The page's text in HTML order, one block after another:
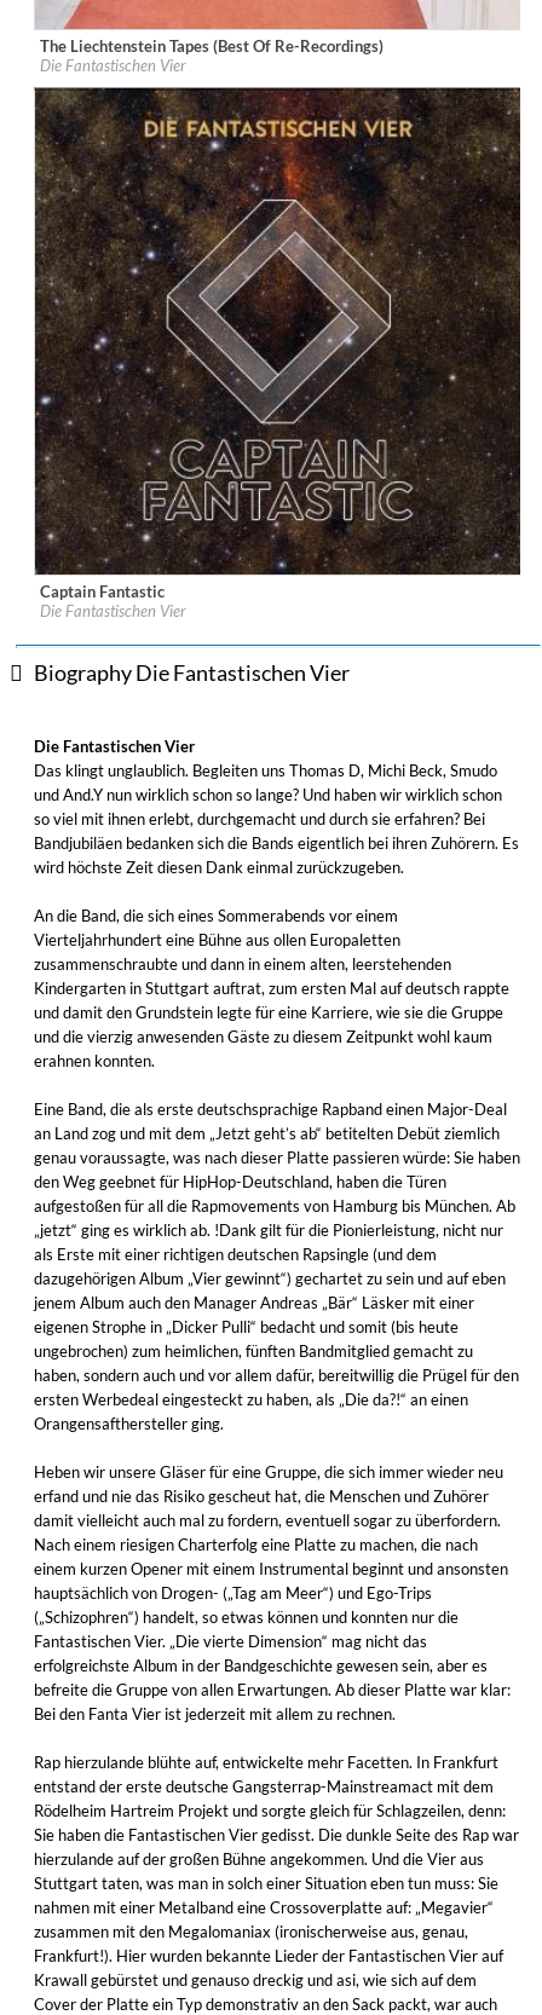
Label:Rekord Music and Distribution
Genre: Hip-Hop
$ 15.10
The Liechtenstein Tapes (Best Of Re-Recordings)
Die Fantastischen Vier
Label:Rekord Music and Distribution
Genre: Hip-Hop
Captain Fantastic
Die Fantastischen Vier
Biography Die Fantastischen Vier
Die Fantastischen Vier
Das klingt unglaublich. Begleiten uns Thomas D, Michi Beck, Smudo
und And.Y nun wirklich schon so lange? Und haben wir wirklich schon
so viel mit ihnen erlebt, durchgemacht und durch sie erfahren? Bei
Bandjubiläen bedanken sich die Bands eigentlich bei ihren Zuhörern. Es
wird höchste Zeit diesen Dank einmal zurückzugeben.
An die Band, die sich eines Sommerabends vor einem
Vierteljahrhundert eine Bühne aus ollen Europaletten
zusammenschraubte und dann in einem alten, leerstehenden
Kindergarten in Stuttgart auftrat, zum ersten Mal auf deutsch rappte
und damit den Grundstein legte für eine Karriere, wie sie die Gruppe
und die vierzig anwesenden Gäste zu diesem Zeitpunkt wohl kaum
erahnen konnten.
Eine Band, die als erste deutschsprachige Rapband einen Major-Deal
an Land zog und mit dem „Jetzt geht’s ab“ betitelten Debüt ziemlich
genau voraussagte, was nach dieser Platte passieren würde: Sie haben
den Weg geebnet für HipHop-Deutschland, haben die Türen
aufgestoßen für all die Rapmovements von Hamburg bis München. Ab
„jetzt“ ging es wirklich ab. !Dank gilt für die Pionierleistung, nicht nur
als Erste mit einer richtigen deutschen Rapsingle (und dem
dazugehörigen Album „Vier gewinnt“) gechartet zu sein und auf eben
jenem Album auch den Manager Andreas „Bär“ Läsker mit einer
eigenen Strophe in „Dicker Pulli“ bedacht und somit (bis heute
ungebrochen) zum heimlichen, fünften Bandmitglied gemacht zu
haben, sondern auch und vor allem dafür, bereitwillig die Prügel für den
ersten Werbedeal eingesteckt zu haben, als „Die da?!“ an einen
Orangensafthersteller ging.
Heben wir unsere Gläser für eine Gruppe, die sich immer wieder neu
erfand und nie das Risiko gescheut hat, die Menschen und Zuhörer
damit vielleicht auch mal zu fordern, eventuell sogar zu überfordern.
Nach einem riesigen Charterfolg eine Platte zu machen, die nach
einem kurzen Opener mit einem Instrumental beginnt und ansonsten
hauptsächlich von Drogen- („Tag am Meer“) und Ego-Trips
(„Schizophren“) handelt, so etwas können und konnten nur die
Fantastischen Vier. „Die vierte Dimension“ mag nicht das
erfolgreichste Album in der Bandgeschichte gewesen sein, aber es
befreite die Gruppe von allen Erwartungen. Ab dieser Platte war klar:
Bei den Fanta Vier ist jederzeit mit allem zu rechnen.
Rap hierzulande blühte auf, entwickelte mehr Facetten. In Frankfurt
entstand der erste deutsche Gangsterrap-Mainstreamact mit dem
Rödelheim Hartreim Projekt und sorgte gleich für Schlagzeilen, denn:
Sie haben die Fantastischen Vier gedisst. Die dunkle Seite des Rap war
hierzulande auf der großen Bühne angekommen. Und die Vier aus
Stuttgart taten, was man in solch einer Situation eben tun muss: Sie
nahmen mit einer Metalband eine Crossoverplatte auf: „Megavier“
zusammen mit den Megalomaniax (ironischerweise aus, genau,
Frankfurt!). Hier wurden bekannte Lieder der Fantastischen Vier auf
Krawall gebürstet und genauso dreckig und asi, wie sich auf dem
Cover der Platte ein Typ demonstrativ an den Sack packt, war auch